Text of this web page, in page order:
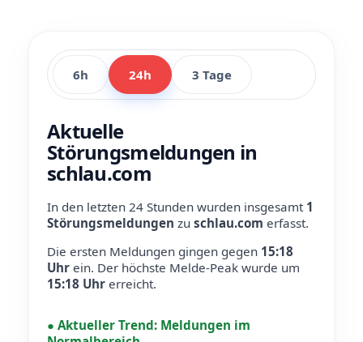
6h 24h 3 Tage
Aktuelle
Störungsmeldungen in
schlau.com
In den letzten 24 Stunden wurden insgesamt 1
Störungsmeldungen zu schlau.com erfasst.
Die ersten Meldungen gingen gegen 15:18
Uhr ein. Der höchste Melde-Peak wurde um
15:18 Uhr erreicht.
● Aktueller Trend: Meldungen im